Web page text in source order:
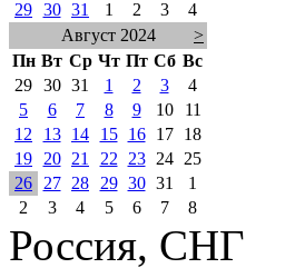
29 30 31 1 2 3
4
Август 2024
>
Пн Вт Ср Чт Пт Сб Вс
29 30 31 1 2 3
4
5
6 7 8 9 10
11
12
13 14 15 16 17
18
19
20 21 22 23 24
25
26
27 28 29 30 31
1
2
3 4 5 6 7 8
Россия, СНГ